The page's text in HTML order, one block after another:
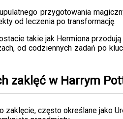
przygotowania
od leczenia po transformację.
takie jak Hermiona
od codziennych zadań po
zaklęć w Harrym
zaklęcie, często określane jako